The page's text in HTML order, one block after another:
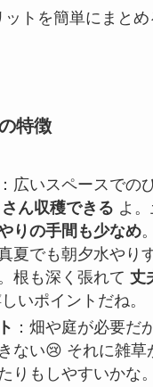
ットを簡単にまと
特徴
：広いスペースでの
ん収穫できる よ
りの手間も少なめ
夏でも朝夕水やり
根も深く張れて 丈
いポイントだね。
：畑や庭が必要だ
ない😢 それに雑草
りもしやすいかな